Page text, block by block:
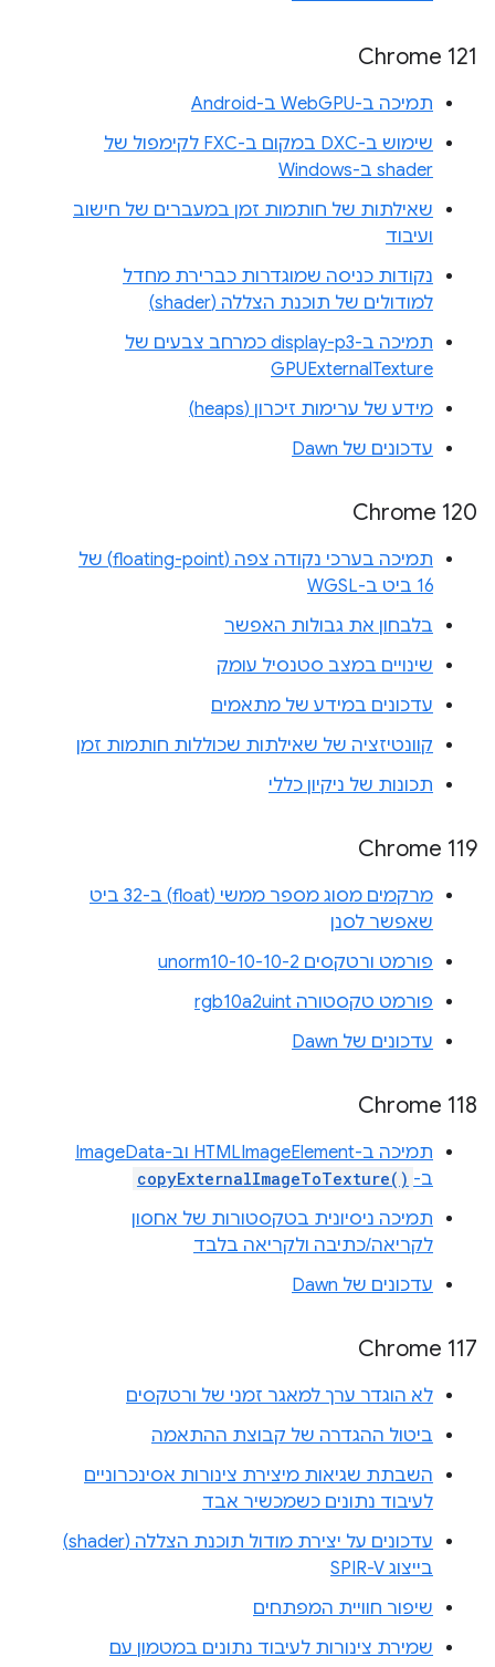
Chrome 121
תמיכה ב-WebGPU ב-Android
שימוש ב-DXC במקום ב-FXC לקימפול של
shader ב-Windows
שאילתות של חותמות זמן במעברים של חישוב
ועיבוד
נקודות כניסה שמוגדרות כברירת מחדל
למודולים של תוכנת הצללה (shader)
תמיכה ב-display-p3 כמרחב צבעים של
GPUExternalTexture
מידע של ערימות זיכרון (heaps)
עדכונים של Dawn
Chrome 120
תמיכה בערכי נקודה צפה (floating-point) של
16 ביט ב-WGSL
בלבחון את גבולות האפשר
שינויים במצב סטנסיל עומק
עדכונים במידע של מתאמים
קוונטיזציה של שאילתות שכוללות חותמות זמן
תכונות של ניקיון כללי
Chrome 119
מרקמים מסוג מספר ממשי (float) ב-32 ביט
שאפשר לסנן
פורמט ורטקסים unorm10-10-10-2
פורמט טקסטורה rgb10a2uint
עדכונים של Dawn
Chrome 118
תמיכה ב-HTMLImageElement וב-ImageData
ב- copyExternalImageToTexture()
תמיכה ניסיונית בטקסטורות של אחסון
לקריאה/כתיבה ולקריאה בלבד
עדכונים של Dawn
Chrome 117
לא הוגדר ערך למאגר זמני של ורטקסים
ביטול ההגדרה של קבוצת ההתאמה
השבתת שגיאות מיצירת צינורות אסינכרוניים
לעיבוד נתונים כשמכשיר אבד
עדכונים על יצירת מודול תוכנת הצללה (shader)
בייצוג SPIR-V
שיפור חוויית המפתחים
שמירת צינורות לעיבוד נתונים במטמון עם